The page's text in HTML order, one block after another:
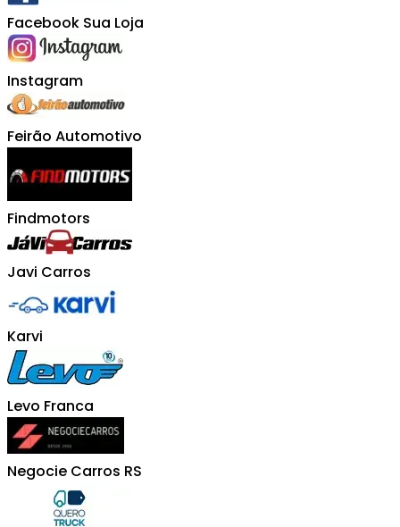
Facebook Sua Loja
Instagram
Feirão Automotivo
Findmotors
Javi Carros
Karvi
Levo Franca
Negocie Carros RS